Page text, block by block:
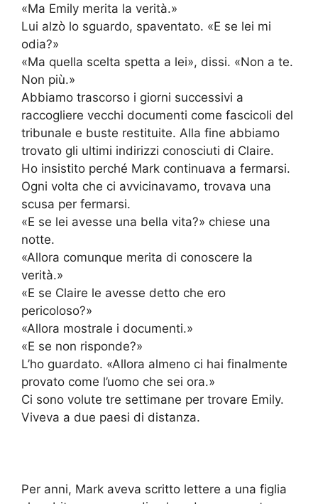
«Ma Emily merita la verità.»
Lui alzò lo sguardo, spaventato. «E se lei mi
odia?»
«Ma quella scelta spetta a lei», dissi. «Non a te.
Non più.»
Abbiamo trascorso i giorni successivi a
raccogliere vecchi documenti come fascicoli del
tribunale e buste restituite. Alla fine abbiamo
trovato gli ultimi indirizzi conosciuti di Claire.
Ho insistito perché Mark continuava a fermarsi.
Ogni volta che ci avvicinavamo, trovava una
scusa per fermarsi.
«E se lei avesse una bella vita?» chiese una
notte.
«Allora comunque merita di conoscere la
verità.»
«E se Claire le avesse detto che ero
pericoloso?»
«Allora mostrale i documenti.»
«E se non risponde?»
L’ho guardato. «Allora almeno ci hai finalmente
provato come l’uomo che sei ora.»
Ci sono volute tre settimane per trovare Emily.
Viveva a due paesi di distanza.
Per anni, Mark aveva scritto lettere a una figlia